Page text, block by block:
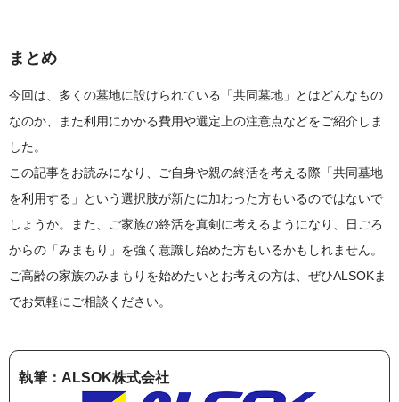
まとめ
今回は、多くの墓地に設けられている「共同墓地」とはどんなもの
なのか、また利用にかかる費用や選定上の注意点などをご紹介しま
した。
この記事をお読みになり、ご自身や親の終活を考える際「共同墓地
を利用する」という選択肢が新たに加わった方もいるのではないで
しょうか。また、ご家族の終活を真剣に考えるようになり、日ごろ
からの「みまもり」を強く意識し始めた方もいるかもしれません。
ご高齢の家族のみまもりを始めたいとお考えの方は、ぜひALSOKま
でお気軽にご相談ください。
執筆：ALSOK株式会社